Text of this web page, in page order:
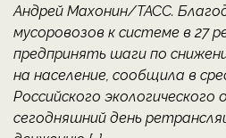
Андрей Махонин/ТАСС.
мусоровозов к системе в 27
предпринять шаги по
на население, сообщила в
Российского
сегодняшний день